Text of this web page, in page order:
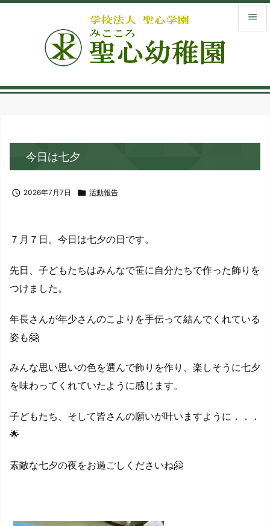

サイド
library_books
今日は七夕
 2026年7月7日  活動報告
７月７日。今日は七夕の日です。
先日、子どもたちはみんなで笹に自分たちで作った飾りを
つけました。
年長さんが年少さんのこよりを手伝って結んでくれている
姿も🤗
みんな思い思いの色を選んで飾りを作り、楽しそうに七夕
を味わってくれていたように感じます。
子どもたち、そして皆さんの願いが叶いますように．．．
🌟
素敵な七夕の夜をお過ごしくださいね🤗